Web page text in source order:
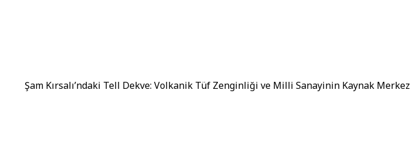
Şam Kırsalı’ndaki Tell Dekve: Volkanik Tüf Zenginliği ve Milli Sanayinin Kaynak Merkez